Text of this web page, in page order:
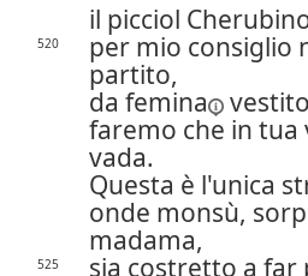
il picciol
520
per mio consiglio
partito,
da femina
vestito
faremo che in tua
vada.
Questa è l'unica
onde monsù,
madama,
525
sia costretto a far